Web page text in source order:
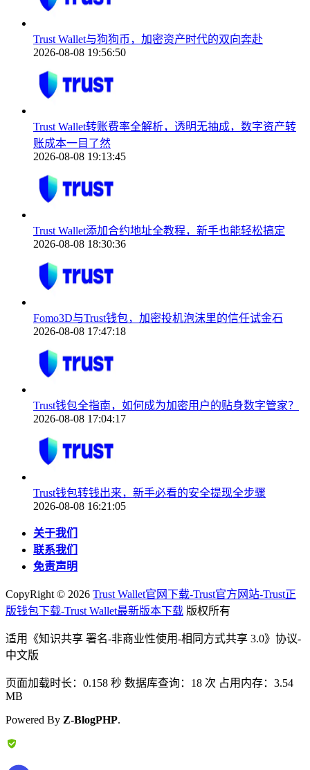
Trust Wallet与狗狗币，加密资产时代的双向奔赴
2026-08-08 19:56:50
Trust Wallet转账费率全解析，透明无抽成，数字资产转
账成本一目了然
2026-08-08 19:13:45
Trust Wallet添加合约地址全教程，新手也能轻松搞定
2026-08-08 18:30:36
Fomo3D与Trust钱包，加密投机泡沫里的信任试金石
2026-08-08 17:47:18
Trust钱包全指南，如何成为加密用户的贴身数字管家？
2026-08-08 17:04:17
Trust钱包转钱出来，新手必看的安全提现全步骤
2026-08-08 16:21:05
关于我们
联系我们
免责声明
CopyRight © 2026 Trust Wallet官网下载-Trust官方网站-Trust正
版钱包下载-Trust Wallet最新版本下载 版权所有
适用《知识共享 署名-非商业性使用-相同方式共享 3.0》协议-
中文版
页面加载时长：0.158 秒 数据库查询：18 次 占用内存：3.54
MB
Powered By Z-BlogPHP.